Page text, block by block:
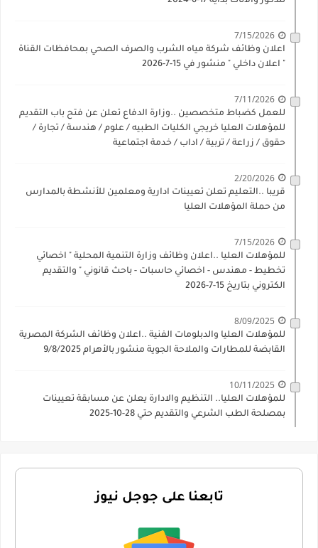
7/15/2026
اعلان وظائف شركة مياه الشرب والصرف الصحي بمحافظات القناة
" اعلان داخلي " منشور في 15-7-2026
7/11/2026
للعمل كضباط متخصصين ..وزارة الدفاع تعلن عن فتح باب التقديم
للمؤهلات العليا خريجي الكليات الطبيه / علوم / هندسة / تجارة /
حقوق / زراعة / تربية / اداب / خدمة اجتماعية
2/20/2026
قريبا ..التعليم تعلن تعيينات ادارية ومعلمين للأنشطة بالمدارس
من حملة المؤهلات العليا
7/15/2026
للمؤهلات العليا ..اعلان وظائف وزارة التنمية المحلية " اخصائي
تخطيط - مهندس - اخصائي حاسبات - باحث قانوني " والتقديم
الكتروني بتاريخ 15-7-2026
8/09/2025
للمؤهلات العليا والدبلومات الفنية ..اعلان وظائف الشركة المصرية
القابضة للمطارات والملاحة الجوية منشور بالأهرام 9/8/2025
10/11/2025
للمؤهلات العليا.. التنظيم والادارة يعلن عن مسابقة تعيينات
بمصلحة الطب الشرعي والتقديم حتي 28-10-2025
تابعنا على جوجل نيوز